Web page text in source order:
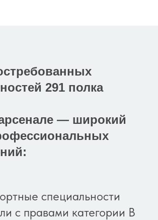
291 полка
— широкий
специальности
с правами категории B